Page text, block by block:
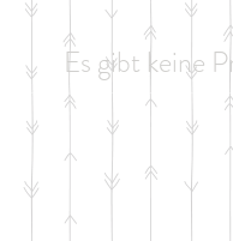
Es gibt keine